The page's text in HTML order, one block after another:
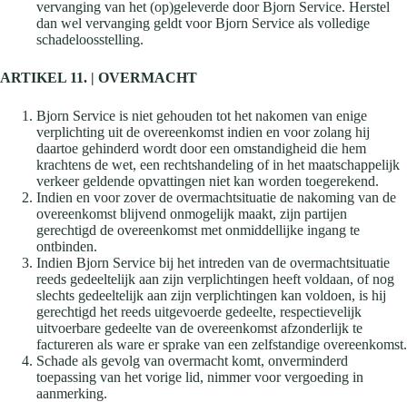
vervanging van het (op)geleverde door Bjorn Service. Herstel
dan wel vervanging geldt voor Bjorn Service als volledige
schadeloosstelling.
ARTIKEL 11. | OVERMACHT
Bjorn Service is niet gehouden tot het nakomen van enige
verplichting uit de overeenkomst indien en voor zolang hij
daartoe gehinderd wordt door een omstandigheid die hem
krachtens de wet, een rechtshandeling of in het maatschappelijk
verkeer geldende opvattingen niet kan worden toegerekend.
Indien en voor zover de overmachtsituatie de nakoming van de
overeenkomst blijvend onmogelijk maakt, zijn partijen
gerechtigd de overeenkomst met onmiddellijke ingang te
ontbinden.
Indien Bjorn Service bij het intreden van de overmachtsituatie
reeds gedeeltelijk aan zijn verplichtingen heeft voldaan, of nog
slechts gedeeltelijk aan zijn verplichtingen kan voldoen, is hij
gerechtigd het reeds uitgevoerde gedeelte, respectievelijk
uitvoerbare gedeelte van de overeenkomst afzonderlijk te
factureren als ware er sprake van een zelfstandige overeenkomst.
Schade als gevolg van overmacht komt, onverminderd
toepassing van het vorige lid, nimmer voor vergoeding in
aanmerking.